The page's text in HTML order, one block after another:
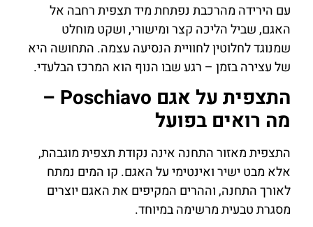
עם הירידה מהרכבת נפתחת מיד תצפית רחבה אל
האגם, שביל הליכה קצר ומישורי, ושקט מוחלט
שמנוגד לחלוטין לחוויית הנסיעה עצמה. התחושה היא
של עצירה בזמן – רגע שבו הנוף הוא המרכז הבלעדי.
התצפית על אגם Poschiavo –
מה רואים בפועל
התצפית מאזור התחנה אינה נקודת תצפית מוגבהת,
אלא מבט ישיר ואינטימי על האגם. קו המים נמתח
לאורך התחנה, וההרים המקיפים את האגם יוצרים
מסגרת טבעית מרשימה במיוחד.